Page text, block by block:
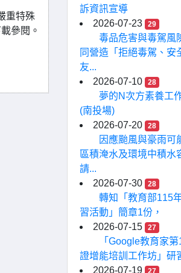
重特殊
參閱。
訴資訊宣導
2026-07-23
29
毒品危害與毒駕風
同營造「拒絕毒駕、安
友...
2026-07-10
28
夢的N次方素養工
(南投場)
2026-07-20
28
因應颱風與豪雨可
區積淹水及環境中積水
請...
2026-07-30
28
轉知「教育部115
習活動」簡章1份，
2026-07-15
27
「Google教育家
證增能培訓工作坊」研
2026-07-19
27